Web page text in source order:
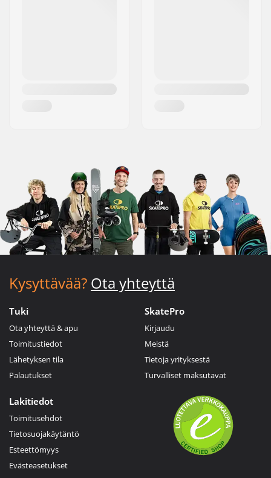
Kysyttävää? Ota yhteyttä
Tuki
Ota yhteyttä & apu
Toimitustiedot
Lähetyksen tila
Palautukset
SkatePro
Kirjaudu
Meistä
Tietoja yrityksestä
Turvalliset maksutavat
Lakitiedot
Toimitusehdot
Tietosuojakäytäntö
Esteettömyys
Evästeasetukset